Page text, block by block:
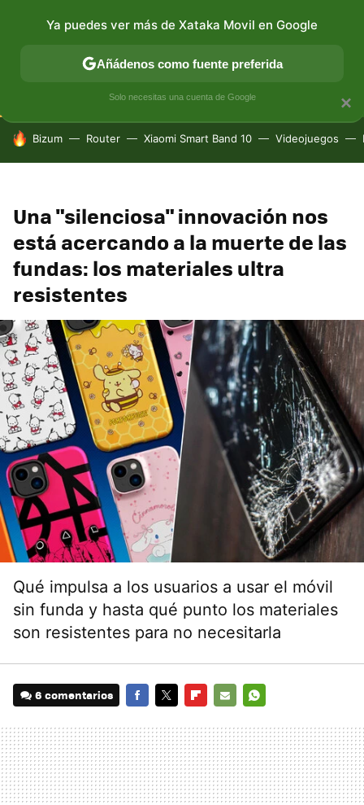
CONECTIVIDAD MÓVIL Y SOCIEDAD APLICACIONES
HOY SE HABLA DE
Bizum Router Xiaomi Smart Band 10 Videojuegos
Una "silenciosa" innovación nos
está acercando a la muerte de las
fundas: los materiales ultra
resistentes
Qué impulsa a los usuarios a usar el móvil
sin funda y hasta qué punto los materiales
son resistentes para no necesitarla
6 comentarios
MAIL
×
Ya puedes ver más de Xataka Movil en Google
Añádenos como fuente preferida
Solo necesitas una cuenta de Google